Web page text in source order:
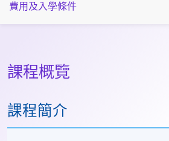
費用及入學條件
課程概覽
課程簡介